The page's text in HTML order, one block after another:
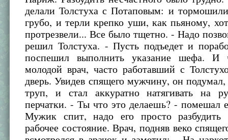
делали Толстуха с Потаповым: и
грубо, и терли крепко уши, как пьяному,
протрезвели... Все было тщетно. - Надо
решил Толстуха. - Пусть подъедет и
поспешил выполнить указание шефа. И
молодой врач, часто работавший с
дверь. Увидев спящего мужчину, он
труп, и стал аккуратно натягивать на
перчатки. - Ты что это делаешь? - помешал
Мужик спит, надо его просто
рабочее состояние. Врач, подняв веко